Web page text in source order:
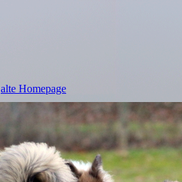
alte Homepage